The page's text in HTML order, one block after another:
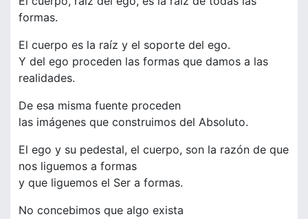
formas.
El cuerpo es la raíz y el soporte del ego.
Y del ego proceden las formas que damos a las
realidades.
De esa misma fuente proceden
las imágenes que construimos del Absoluto.
El ego y su pedestal, el cuerpo, son la razón de que
nos liguemos a formas
y que liguemos el Ser a formas.
No concebimos que algo exista